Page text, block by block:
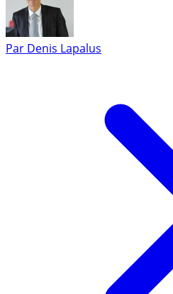
Par Denis Lapalus